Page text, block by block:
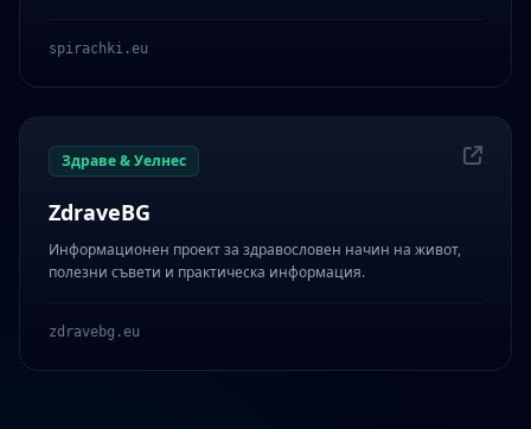
spirachki.eu
Здраве & Уелнес
ZdraveBG
Информационен проект за здравословен начин на живот,
полезни съвети и практическа информация.
zdravebg.eu